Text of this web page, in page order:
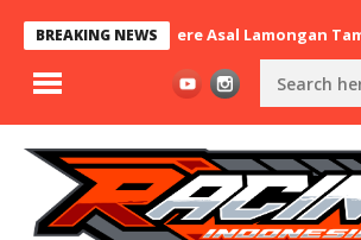
BREAKING NEWSx BaraBere Asal Lamongan